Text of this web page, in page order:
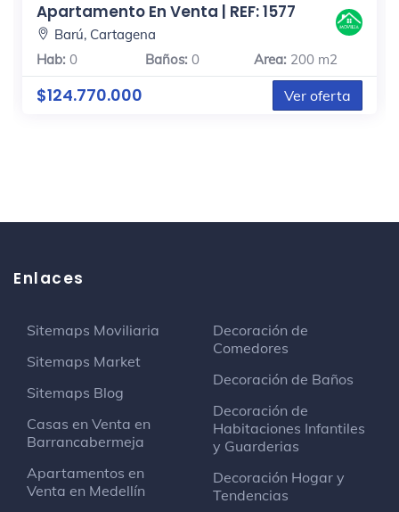
Apartamento En Venta | REF: 1577
Barú, Cartagena
Hab: 0 Baños: 0 Area: 200 m2
$124.770.000 Ver oferta
Enlaces
Sitemaps Moviliaria
Sitemaps Market
Sitemaps Blog
Casas en Venta en
Barrancabermeja
Apartamentos en
Venta en Medellín
Decoración de
Comedores
Decoración de Baños
Decoración de
Habitaciones Infantiles
y Guarderias
Decoración Hogar y
Tendencias